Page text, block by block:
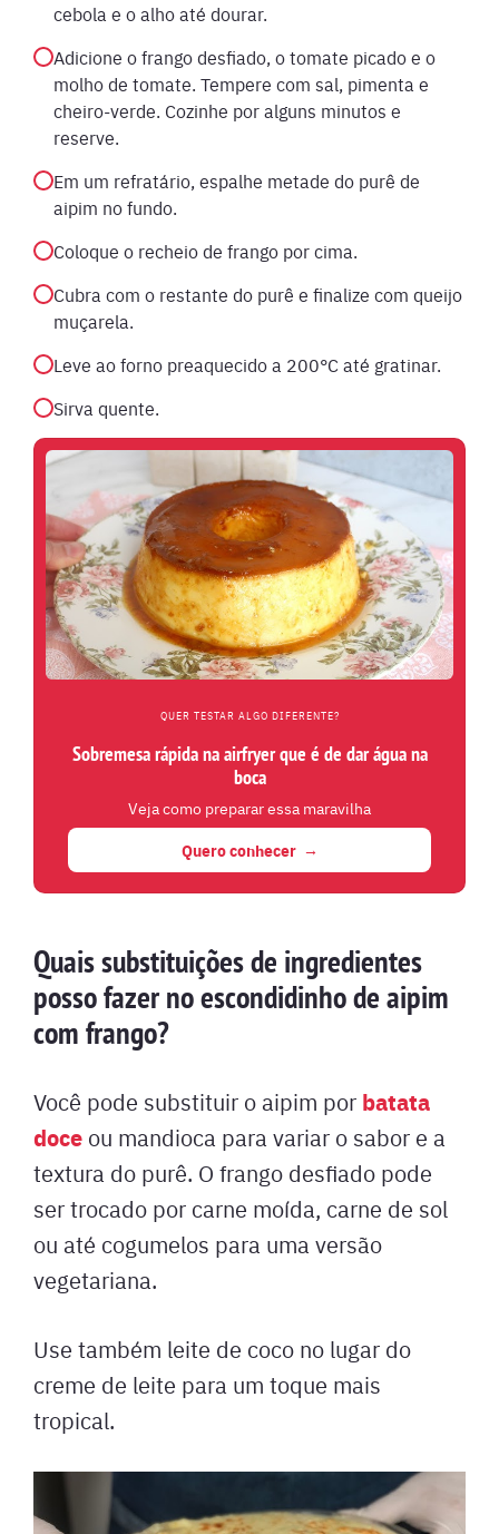
cebola e o alho até dourar.
Adicione o frango desfiado, o tomate picado e o
molho de tomate. Tempere com sal, pimenta e
cheiro-verde. Cozinhe por alguns minutos e
reserve.
Em um refratário, espalhe metade do purê de
aipim no fundo.
Coloque o recheio de frango por cima.
Cubra com o restante do purê e finalize com queijo
muçarela.
Leve ao forno preaquecido a 200°C até gratinar.
Sirva quente.
QUER TESTAR ALGO DIFERENTE?
Sobremesa rápida na airfryer que é de dar água na
boca
Veja como preparar essa maravilha
Quero conhecer
Quais substituições de ingredientes
posso fazer no escondidinho de aipim
com frango?
Você pode substituir o aipim por batata
doce ou mandioca para variar o sabor e a
textura do purê. O frango desfiado pode
ser trocado por carne moída, carne de sol
ou até cogumelos para uma versão
vegetariana.
Use também leite de coco no lugar do
creme de leite para um toque mais
tropical.